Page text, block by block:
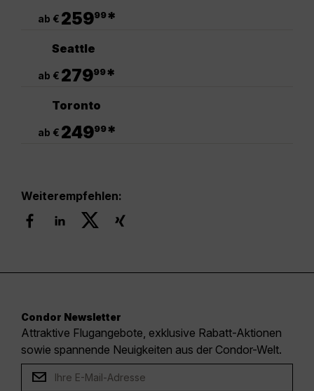
ab € 25999*
Seattle
ab € 27999*
Toronto
ab € 24999*
Weiterempfehlen:
Condor Newsletter
Attraktive Flugangebote, exklusive Rabatt-Aktionen
sowie spannende Neuigkeiten aus der Condor-Welt.